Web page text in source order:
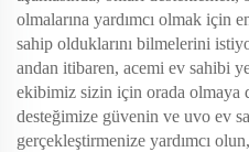
olmalarına yardımcı olmak için
sahip olduklarını bilmelerini
andan itibaren, acemi ev sahibi
ekibimiz sizin için orada olmaya
desteğimize güvenin ve uvo ev
gerçekleştirmenize yardımcı